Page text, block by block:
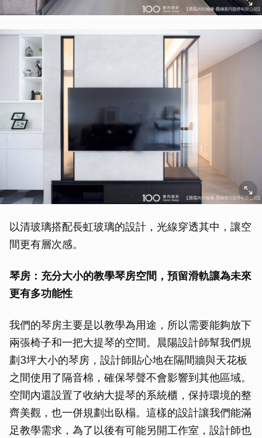
以清玻璃搭配長虹玻璃的設計，光線穿透其中，讓空
間更有層次感。
琴房：充分大小的教學琴房空間，預留滑軌讓為未來
更有多功能性
我們的琴房主要是以教學為用途，所以需要能夠放下
兩張椅子和一把大提琴的空間。晨陽設計師幫我們規
劃3坪大小的琴房，設計師貼心地在隔間牆與天花板
之間使用了隔音棉，確保琴聲不會影響到其他區域。
空間內還設置了收納大提琴的系統櫃，保持環境的整
齊美觀，也一併規劃出臥榻。這樣的設計讓我們能滿
足教學需求，為了以後有可能另開工作室，設計師也